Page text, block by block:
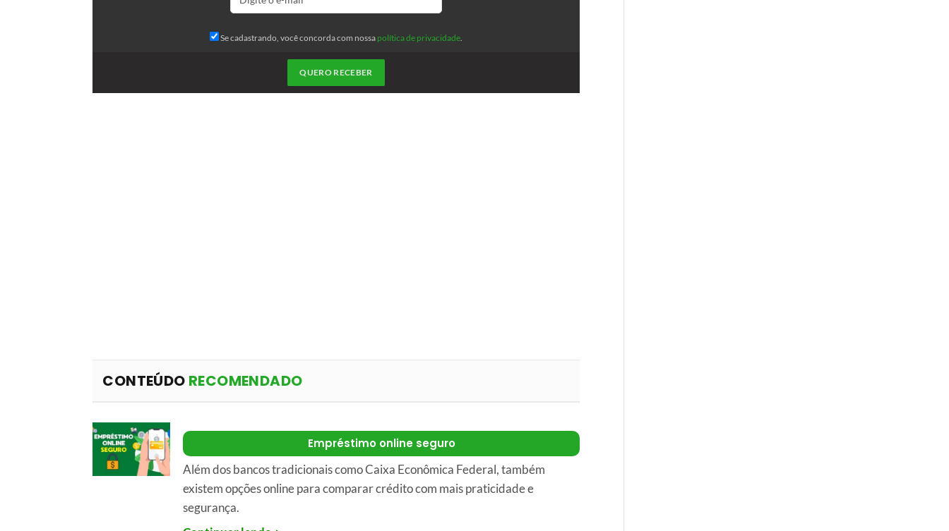
Se cadastrando, você concorda com nossa política de privacidade.
QUERO RECEBER
CONTEÚDO RECOMENDADO
Empréstimo online seguro
Além dos bancos tradicionais como Caixa Econômica Federal, também
existem opções online para comparar crédito com mais praticidade e
segurança.